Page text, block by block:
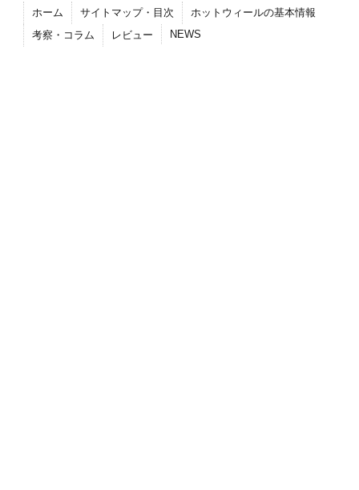
ホーム サイトマップ・目次
ホットウィールの基本情報
考察・コラム
レビュー NEWS